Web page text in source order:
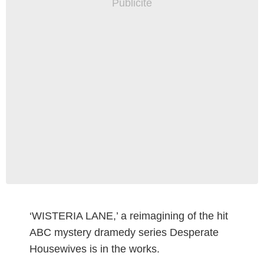
‘WISTERIA LANE,’ a reimagining of the hit
ABC mystery dramedy series Desperate
Housewives is in the works.